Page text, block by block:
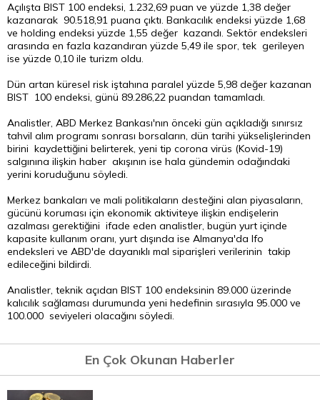
Açılışta BIST 100 endeksi, 1.232,69 puan ve yüzde 1,38 değer
kazanarak 90.518,91 puana çıktı. Bankacılık endeksi yüzde 1,68
ve holding endeksi yüzde 1,55 değer kazandı. Sektör endeksleri
arasında en fazla kazandıran yüzde 5,49 ile spor, tek gerileyen
ise yüzde 0,10 ile turizm oldu.
Dün artan küresel risk iştahına paralel yüzde 5,98 değer kazanan
BIST 100 endeksi, günü 89.286,22 puandan tamamladı.
Analistler, ABD Merkez Bankası'nın önceki gün açıkladığı sınırsız
tahvil alım programı sonrası borsaların, dün tarihi yükselişlerinden
birini kaydettiğini belirterek, yeni tip corona virüs (Kovid-19)
salgınına ilişkin haber akışının ise hala gündemin odağındaki
yerini koruduğunu söyledi.
Merkez bankaları ve mali politikaların desteğini alan piyasaların,
gücünü koruması için ekonomik aktiviteye ilişkin endişelerin
azalması gerektiğini ifade eden analistler, bugün yurt içinde
kapasite kullanım oranı, yurt dışında ise Almanya'da Ifo
endeksleri ve ABD'de dayanıklı mal siparişleri verilerinin takip
edileceğini bildirdi.
Analistler, teknik açıdan BIST 100 endeksinin 89.000 üzerinde
kalıcılık sağlaması durumunda yeni hedefinin sırasıyla 95.000 ve
100.000 seviyeleri olacağını söyledi.
En Çok Okunan Haberler